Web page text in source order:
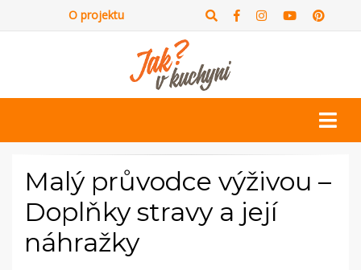
O projektu
Malý průvodce výživou –
Doplňky stravy a její
náhražky